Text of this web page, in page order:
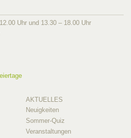
Uhr und 13.30 – 18.00 Uhr
AKTUELLES
Neuigkeiten
Sommer-Quiz
Veranstaltungen